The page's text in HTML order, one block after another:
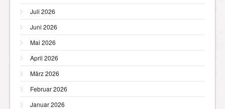
Juli 2026
Juni 2026
Mai 2026
April 2026
März 2026
Februar 2026
Januar 2026